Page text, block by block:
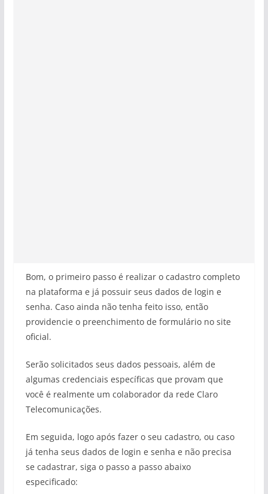
Bom, o primeiro passo é realizar o cadastro completo
na plataforma e já possuir seus dados de login e
senha. Caso ainda não tenha feito isso, então
providencie o preenchimento de formulário no site
oficial.
Serão solicitados seus dados pessoais, além de
algumas credenciais específicas que provam que
você é realmente um colaborador da rede Claro
Telecomunicações.
Em seguida, logo após fazer o seu cadastro, ou caso
já tenha seus dados de login e senha e não precisa
se cadastrar, siga o passo a passo abaixo
especificado: